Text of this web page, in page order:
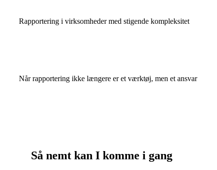
Rapportering i virksomheder med stigende kompleksitet
Når rapportering ikke længere er et værktøj, men et ansvar
Så nemt kan I komme i gang